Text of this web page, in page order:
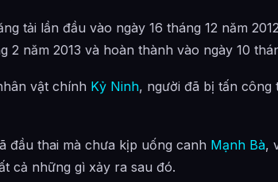
môn
tải lần đầu vào ngày 16 tháng 12 năm
2 năm 2013 và hoàn thành vào ngày 10
vật chính Kỷ Ninh, người đã bị tấn công
đầu thai mà chưa kịp uống canh Mạnh Bà,
cả những gì xảy ra sau đó.